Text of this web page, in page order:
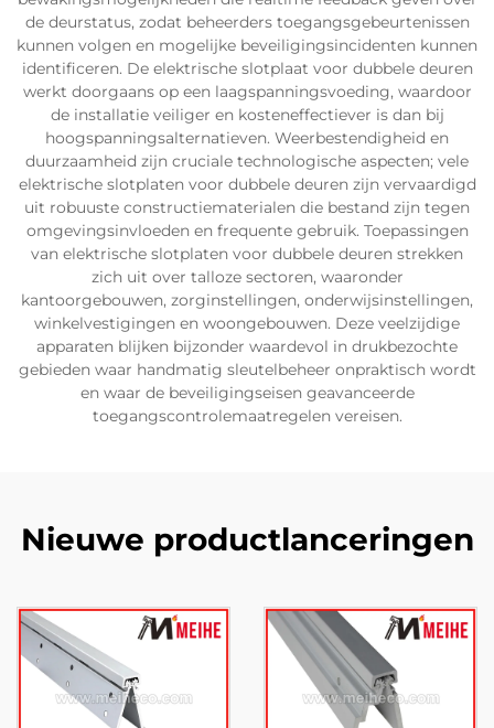
de deurstatus, zodat beheerders toegangsgebeurtenissen
kunnen volgen en mogelijke beveiligingsincidenten kunnen
identificeren. De elektrische slotplaat voor dubbele deuren
werkt doorgaans op een laagspanningsvoeding, waardoor
de installatie veiliger en kosteneffectiever is dan bij
hoogspanningsalternatieven. Weerbestendigheid en
duurzaamheid zijn cruciale technologische aspecten; vele
elektrische slotplaten voor dubbele deuren zijn vervaardigd
uit robuuste constructiematerialen die bestand zijn tegen
omgevingsinvloeden en frequente gebruik. Toepassingen
van elektrische slotplaten voor dubbele deuren strekken
zich uit over talloze sectoren, waaronder
kantoorgebouwen, zorginstellingen, onderwijsinstellingen,
winkelvestigingen en woongebouwen. Deze veelzijdige
apparaten blijken bijzonder waardevol in drukbezochte
gebieden waar handmatig sleutelbeheer onpraktisch wordt
en waar de beveiligingseisen geavanceerde
toegangscontrolemaatregelen vereisen.
Nieuwe productlanceringen